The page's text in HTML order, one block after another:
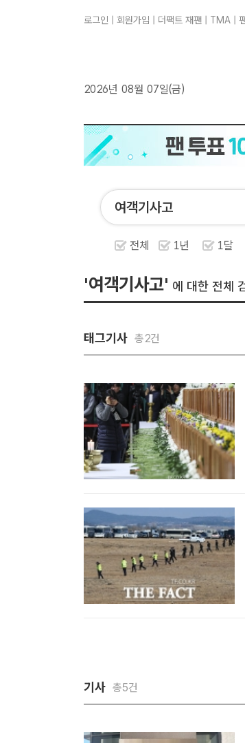
로그인 회원가입 더팩트 재팬 TMA
2026년 08월 07일(금)
전체 1년 1달
'여객기사고' 에 대한 전체
태그기사 총2건
기사 총5건